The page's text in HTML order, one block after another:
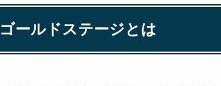
ールドステージとは